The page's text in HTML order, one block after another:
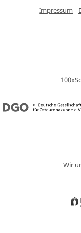
Impressum
Wir